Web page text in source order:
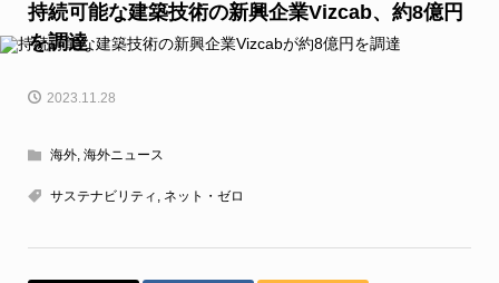
持続可能な建築技術の新興企業Vizcab、約8億円
を調達
2023.11.28
海外, 海外ニュース
サステナビリティ , ネット・ゼロ